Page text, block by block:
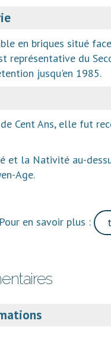
en briques situé
représentative du
jusqu'en 1985.
Cent Ans, elle fut
et la Nativité au-
Age.
Pour en savoir plus :